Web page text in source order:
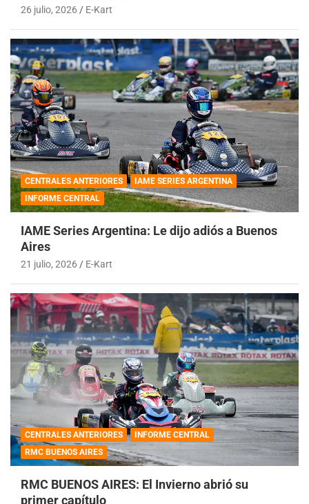
26 julio, 2026 E-Kart
CENTRALES ANTERIORES
IAME SERIES ARGENTINA
INFORME CENTRAL
IAME Series Argentina: Le dijo adiós a Buenos
Aires
21 julio, 2026 E-Kart
CENTRALES ANTERIORES
INFORME CENTRAL
RMC BUENOS AIRES
RMC BUENOS AIRES: El Invierno abrió su
primer capítulo